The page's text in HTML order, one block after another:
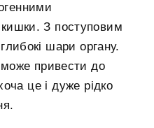
кишки. З поступовим
шари органу.
може привести до
це і дуже рідко